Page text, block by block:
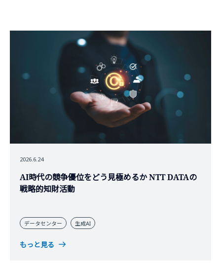
2026.6.24
AI時代の競争優位をどう見極めるか NTT DATAの
戦略的知財活動
データセンター 生成AI
もっと見る